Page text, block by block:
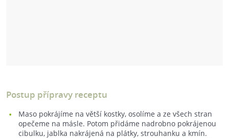
Postup přípravy receptu
Maso pokrájíme na větší kostky, osolíme a ze všech stran
opečeme na másle. Potom přidáme nadrobno pokrájenou
cibulku, jablka nakrájená na plátky, strouhanku a kmín.